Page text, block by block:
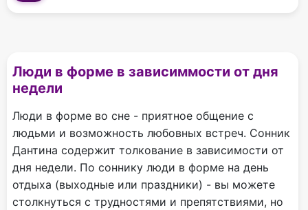
Люди в форме в зависиммости от дня
недели
Люди в форме во сне - приятное общение с
людьми и возможность любовных встреч. Сонник
Дантина содержит толкование в зависимости от
дня недели. По соннику люди в форме на день
отдыха (выходные или праздники) - вы можете
столкнуться с трудностями и препятствиями, но